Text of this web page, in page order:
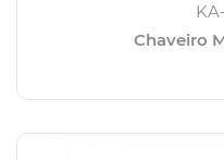
Chaveiro